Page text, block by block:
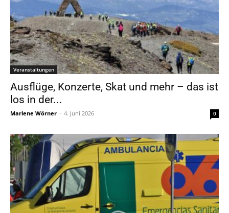
Veranstaltungen
Ausflüge, Konzerte, Skat und mehr – das ist
los in der...
Marlene Wörner - 4. Juni 2026 0